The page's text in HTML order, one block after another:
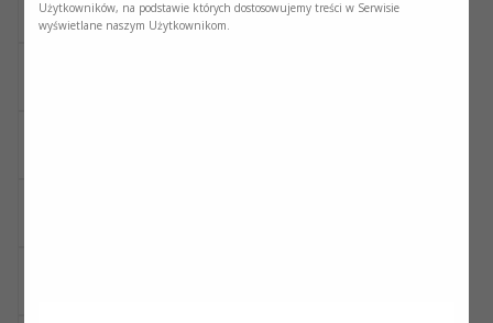
476,8 (Kkcal)
Użytkowników, na podstawie których dostosowujemy treści w Serwisie
wyświetlane naszym Użytkownikom.